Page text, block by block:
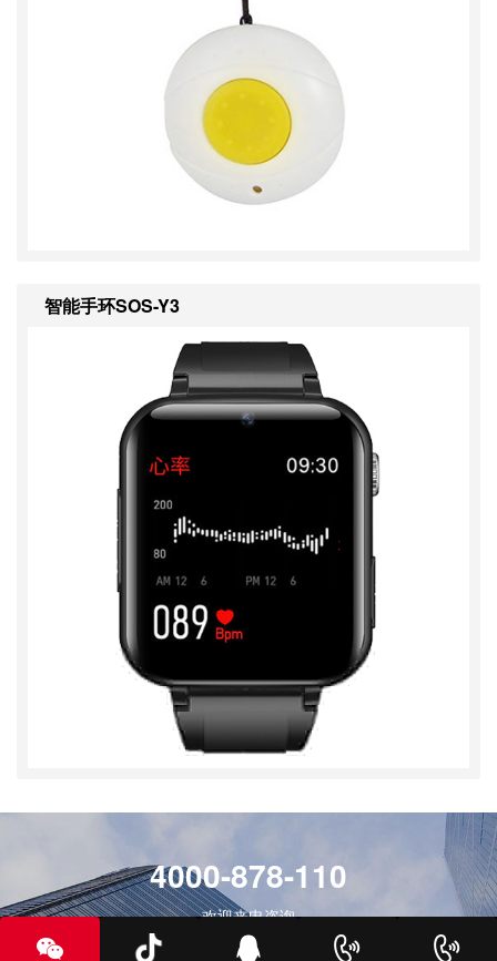
智能手环SOS-Y3
4000-878-110
欢迎来电咨询